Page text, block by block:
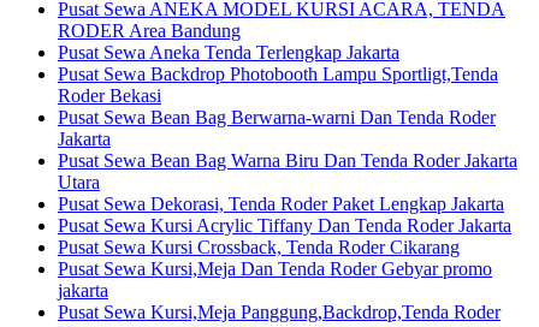
Pusat Sewa ANEKA MODEL KURSI ACARA, TENDA
RODER Area Bandung
Pusat Sewa Aneka Tenda Terlengkap Jakarta
Pusat Sewa Backdrop Photobooth Lampu Sportligt,Tenda
Roder Bekasi
Pusat Sewa Bean Bag Berwarna-warni Dan Tenda Roder
Jakarta
Pusat Sewa Bean Bag Warna Biru Dan Tenda Roder Jakarta
Utara
Pusat Sewa Dekorasi, Tenda Roder Paket Lengkap Jakarta
Pusat Sewa Kursi Acrylic Tiffany Dan Tenda Roder Jakarta
Pusat Sewa Kursi Crossback, Tenda Roder Cikarang
Pusat Sewa Kursi,Meja Dan Tenda Roder Gebyar promo
jakarta
Pusat Sewa Kursi,Meja Panggung,Backdrop,Tenda Roder